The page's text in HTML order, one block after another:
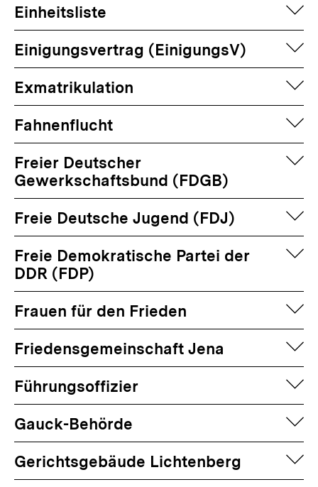
Einheitsliste
Einigungsvertrag (EinigungsV)
Exmatrikulation
Fahnenflucht
Freier Deutscher
Gewerkschaftsbund (FDGB)
Freie Deutsche Jugend (FDJ)
Freie Demokratische Partei der
DDR (FDP)
Frauen für den Frieden
Friedensgemeinschaft Jena
Führungsoffizier
Gauck-Behörde
Gerichtsgebäude Lichtenberg